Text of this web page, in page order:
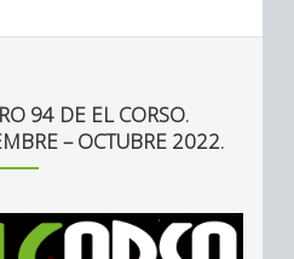
94 DE EL CORSO.
– OCTUBRE 2022.